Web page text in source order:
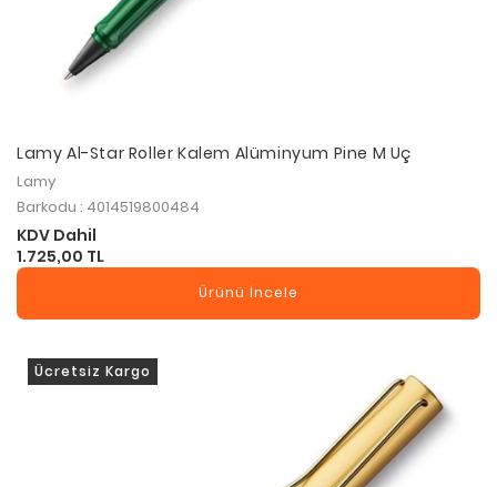
Lamy Al-Star Roller Kalem Alüminyum Pine M Uç
Lamy
Barkodu : 4014519800484
KDV Dahil
1.725,00 TL
Ürünü İncele
Ücretsiz Kargo